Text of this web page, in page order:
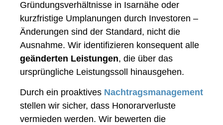
Gründungsverhältnisse in Isarnähe oder
kurzfristige Umplanungen durch Investoren –
Änderungen sind der Standard, nicht die
Ausnahme. Wir identifizieren konsequent alle
geänderten Leistungen, die über das
ursprüngliche Leistungssoll hinausgehen.
Durch ein proaktives Nachtragsmanagement
stellen wir sicher, dass Honorarverluste
vermieden werden. Wir bewerten die